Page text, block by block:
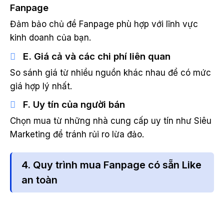
Fanpage
Đảm bảo chủ đề Fanpage phù hợp với lĩnh vực
kinh doanh của bạn.
E. Giá cả và các chi phí liên quan
So sánh giá từ nhiều nguồn khác nhau để có mức
giá hợp lý nhất.
F. Uy tín của người bán
Chọn mua từ những nhà cung cấp uy tín như Siêu
Marketing để tránh rủi ro lừa đảo.
4. Quy trình mua Fanpage có sẵn Like
an toàn